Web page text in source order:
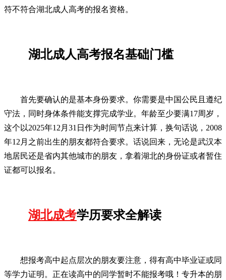
符不符合湖北成人高考的报名资格。
湖北成人高考报名基础门槛
首先要确认的是基本身份要求。你需要是中国公民且遵纪
守法，同时身体条件能支撑完成学业。年龄至少要满17周岁，
这个以2025年12月31日作为时间节点来计算，换句话说，2008
年12月之前出生的朋友都符合要求。话说回来，无论是武汉本
地居民还是省内其他城市的朋友，拿着湖北的身份证或者暂住
证都可以报名。
湖北成考学历要求全解读
想报考高中起点层次的朋友要注意，得有高中毕业证或同
等学力证明。正在读高中的同学暂时不能报考哦！专升本的朋